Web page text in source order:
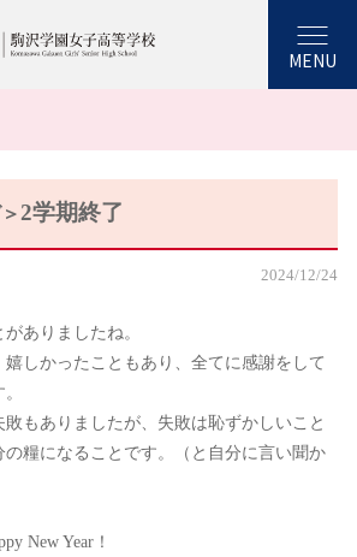
MENU
2学期終了
2024/12/24
ありましたね。
しかったこともあり、全てに感謝をして
もありましたが、失敗は恥ずかしいこと
糧になることです。（と自分に言い聞か
New Year！